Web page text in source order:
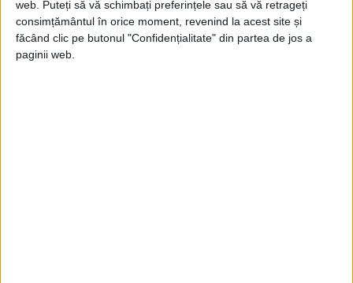
web. Puteți să vă schimbați preferințele sau să vă retrageți
consimțământul în orice moment, revenind la acest site și
făcând clic pe butonul "Confidențialitate" din partea de jos a
paginii web.